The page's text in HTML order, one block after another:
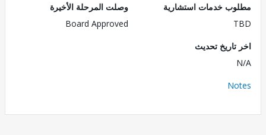
خدمات استشارية
وصلت المرحلة الأخيرة
Board Approved
تحديث